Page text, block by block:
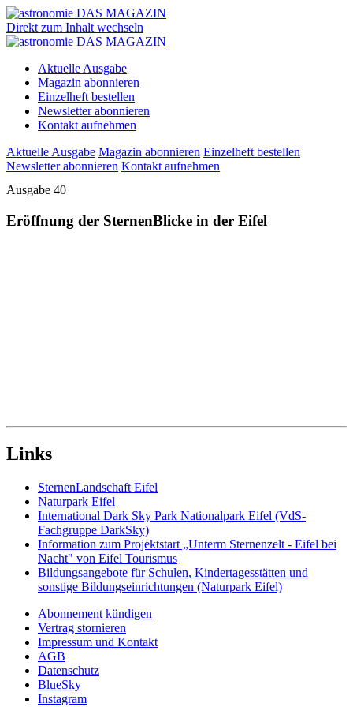
Direkt zum Inhalt wechseln
Aktuelle Ausgabe
Magazin abonnieren
Einzelheft bestellen
Newsletter abonnieren
Kontakt aufnehmen
Aktuelle Ausgabe Magazin abonnieren Einzelheft bestellen
Newsletter abonnieren Kontakt aufnehmen
Ausgabe 40
Eröffnung der SternenBlicke in der Eifel
Links
SternenLandschaft Eifel
Naturpark Eifel
International Dark Sky Park Nationalpark Eifel (VdS-
Fachgruppe DarkSky)
Information zum Projektstart „Unterm Sternenzelt - Eifel bei
Nacht" von Eifel Tourismus
Bildungsangebote für Schulen, Kindertagesstätten und
sonstige Bildungseinrichtungen (Naturpark Eifel)
Abonnement kündigen
Vertrag stornieren
Impressum und Kontakt
AGB
Datenschutz
BlueSky
Instagram